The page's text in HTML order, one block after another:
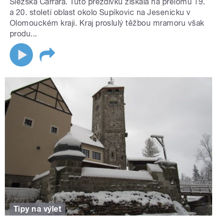
a 20. století oblast okolo Supíkovic na Jesenicku v
Olomouckém kraji. Kraj proslulý těžbou mramoru však
produ...
Tipy na výlet